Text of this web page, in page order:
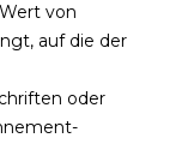
von
auf die der
oder